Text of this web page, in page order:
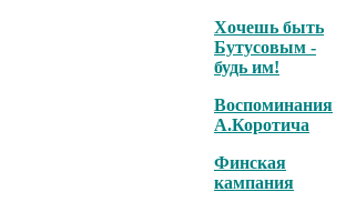
Хочешь быть
Бутусовым -
будь им!
Воспоминания
А.Коротича
Финская
кампания